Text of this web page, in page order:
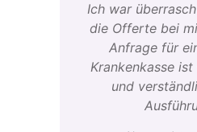
Ich war
die Offerte bei
Anfrage für
Krankenkasse
und